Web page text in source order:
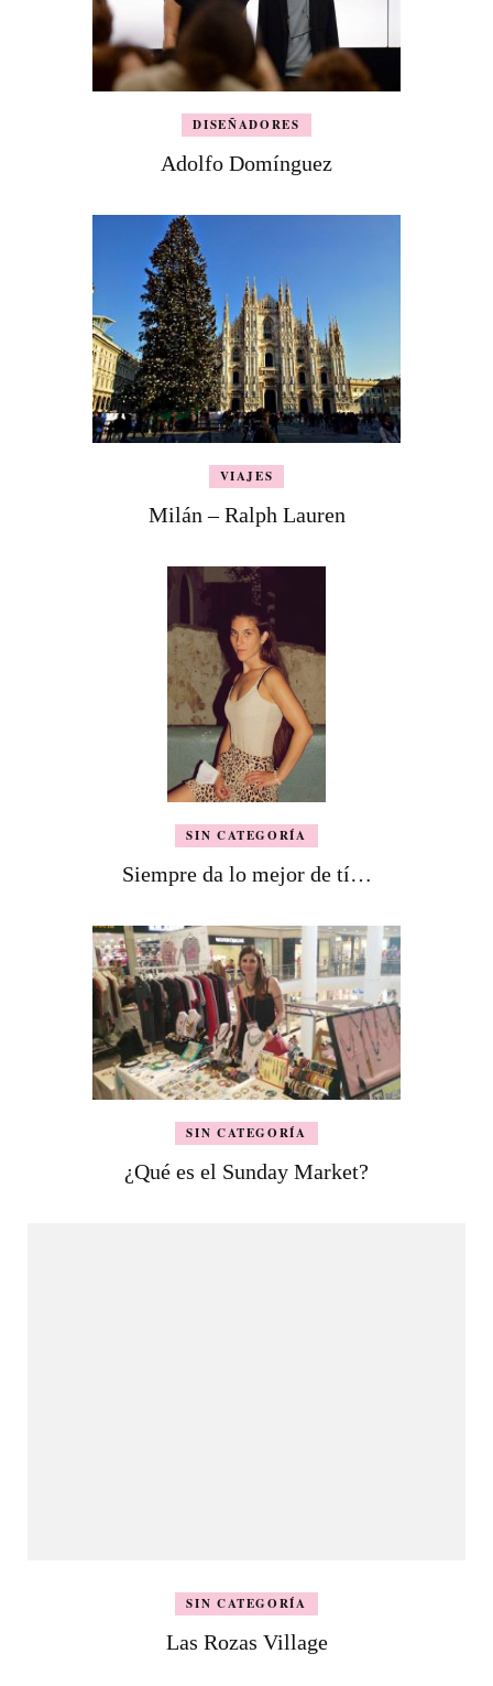
DISEÑADORES
Adolfo Domínguez
VIAJES
Milán – Ralph Lauren
SIN CATEGORÍA
Siempre da lo mejor de tí…
SIN CATEGORÍA
¿Qué es el Sunday Market?
SIN CATEGORÍA
Las Rozas Village